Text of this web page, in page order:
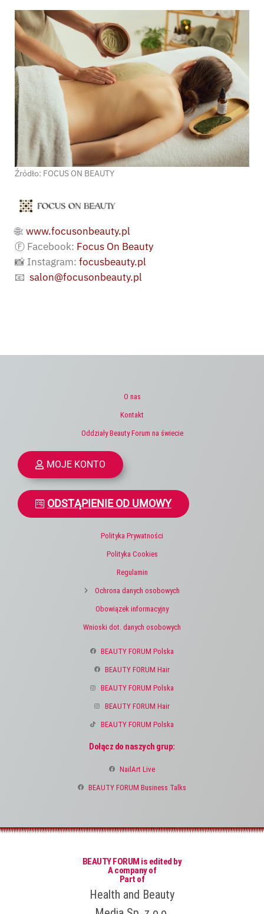
Źródło: FOCUS ON BEAUTY
🌐: www.focusonbeauty.pl
Ⓕ Facebook: Focus On Beauty
📸 Instagram: focusbeauty.pl
📧 salon@focusonbeauty.pl
O nas
Kontakt
Oddziały Beauty Forum na świecie
MOJE KONTO
ODSTĄPIENIE OD UMOWY
Polityka Prywatności
Polityka Cookies
Regulamin
Ochrona danych osobowych
Obowiązek informacyjny
Wnioski dot. danych osobowych
BEAUTY FORUM Polska
BEAUTY FORUM Hair
BEAUTY FORUM Polska
BEAUTY FORUM Hair
BEAUTY FORUM Polska
Dołącz do naszych grup:
NailArt Live
BEAUTY FORUM Business Talks
BEAUTY FORUM is edited by
A company of
Part of
Health and Beauty